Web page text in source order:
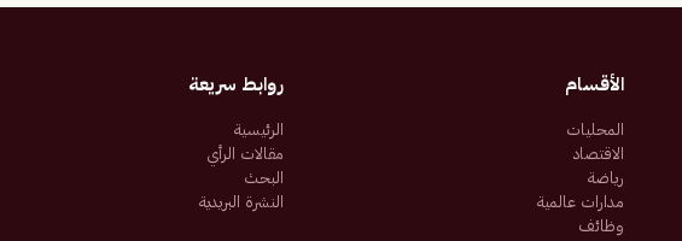
الأقسام
المحليات
الاقتصاد
رياضة
مدارات عالمية
وظائف
روابط سريعة
الرئيسية
مقالات الرأي
البحث
النشرة البريدية